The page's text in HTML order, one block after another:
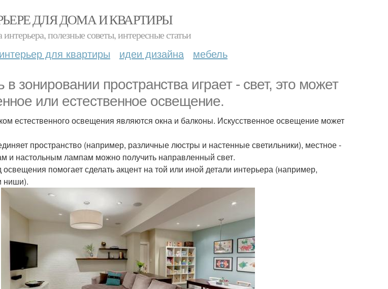
ДЛЯ ДОМА И КВАРТИРЫ
полезные советы, интересные статьи
интерьер для квартиры идеи дизайна мебель
зонировании пространства играет - свет, это может
или естественное освещение.
естественного освещения являются окна и балконы. Искусственное освещение может
пространство (например, различные люстры и настенные светильники), местное -
и настольным лампам можно получить направленный свет.
освещения помогает сделать акцент на той или иной детали интерьера (например,
ниши).